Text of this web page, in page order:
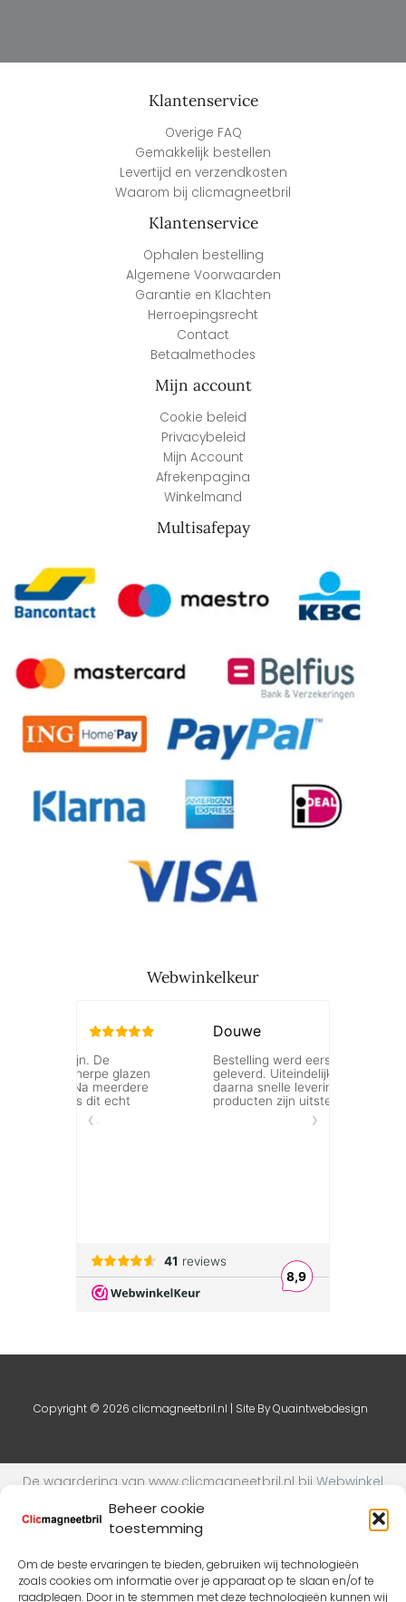
Beheer cookie
toestemming
Om de beste ervaringen te bieden, gebruiken wij technologieën
zoals cookies om informatie over je apparaat op te slaan en/of te
raadplegen. Door in te stemmen met deze technologieën kunnen wij
Klantenservice
Overige FAQ
Gemakkelijk bestellen
Levertijd en verzendkosten
Waarom bij clicmagneetbril
Klantenservice
Ophalen bestelling
Algemene Voorwaarden
Garantie en Klachten
Herroepingsrecht
Contact
Betaalmethodes
Mijn account
Cookie beleid
Privacybeleid
Mijn Account
Afrekenpagina
Winkelmand
Multisafepay
Webwinkelkeur
Copyright © 2026 clicmagneetbril.nl | Site ByQuaintwebdesign
De waardering van www.clicmagneetbril.nl bij Webwinkel
Keurmerk Klantbeoordelingen
reviews.